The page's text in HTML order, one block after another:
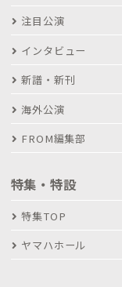
注目公演
インタビュー
新譜・新刊
海外公演
FROM編集部
特集・特設
特集TOP
ヤマハホール